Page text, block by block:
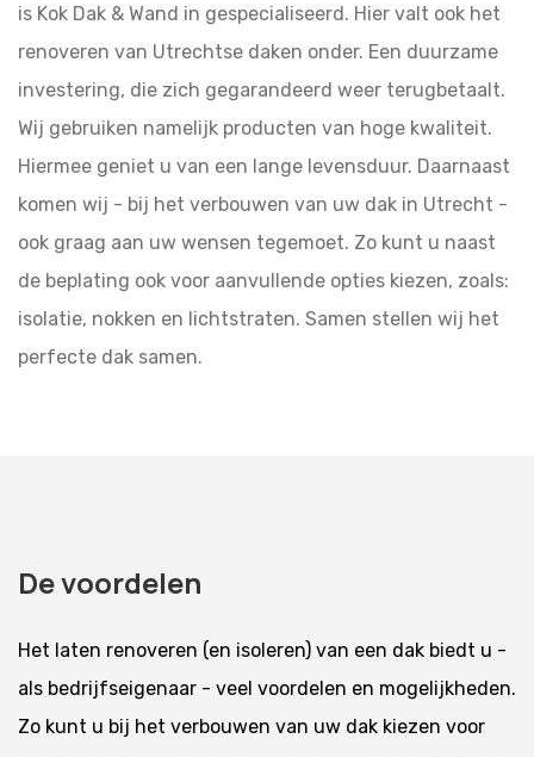
is Kok Dak & Wand in gespecialiseerd. Hier valt ook het
renoveren van Utrechtse daken onder. Een duurzame
investering, die zich gegarandeerd weer terugbetaalt.
Wij gebruiken namelijk producten van hoge kwaliteit.
Hiermee geniet u van een lange levensduur. Daarnaast
komen wij - bij het verbouwen van uw dak in Utrecht -
ook graag aan uw wensen tegemoet. Zo kunt u naast
de beplating ook voor aanvullende opties kiezen, zoals:
isolatie, nokken en lichtstraten. Samen stellen wij het
perfecte dak samen.
De voordelen
Het laten renoveren (en isoleren) van een dak biedt u -
als bedrijfseigenaar - veel voordelen en mogelijkheden.
Zo kunt u bij het verbouwen van uw dak kiezen voor